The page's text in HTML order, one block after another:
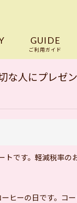
GUIDE
ご利用ガイド
～
人にプレゼ
です。軽減税率の
ヒーの日です。コ